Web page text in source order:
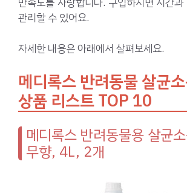
관리할 수 있어요.
자세한 내용은 아래에서 살펴보세요.
메디록스 반려동물 살균
상품 리스트 TOP 10
메디록스 반려동물용 살균
무향, 4L, 2개